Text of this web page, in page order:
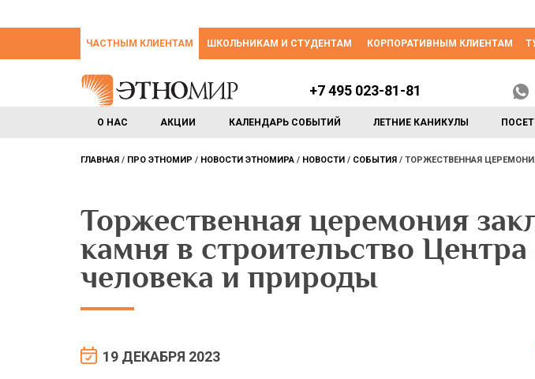
ЧАСТНЫМ КЛИЕНТАМ ШКОЛЬНИКАМ И СТУДЕНТАМ КОРПОРАТИВНЫМ КЛИЕНТАМ
О НАС АКЦИИ КАЛЕНДАРЬ СОБЫТИЙ ЛЕТНИЕ КАНИКУЛЫ
+7 495 023-81-81
ГЛАВНАЯ ПРО ЭТНОМИР НОВОСТИ ЭТНОМИРА НОВОСТИ СОБЫТИЯ ТОРЖЕСТВЕННАЯ
Торжественная церемония
камня в строительство Центра
человека и природы
19 ДЕКАБРЯ 2023